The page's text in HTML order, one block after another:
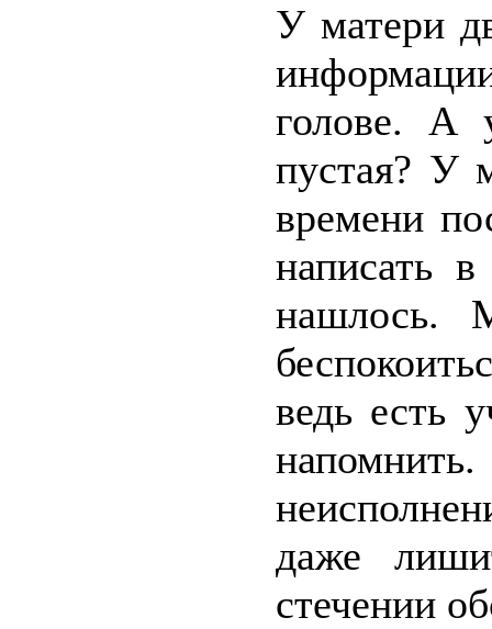
У матери
голове. А
пустая? У
времени
написать
нашлось.
ведь есть
даже
стечении